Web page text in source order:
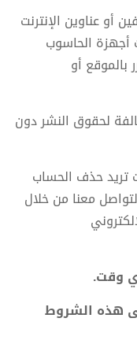
أو عناوين الإنترنت
أجهزة الحاسوب
أو
لحقوق النشر دون
تريد حذف الحساب
معنا من خلال
وقت.
هذه الشروط